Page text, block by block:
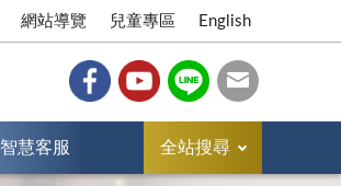
網站導覽 兒童專區 English
智慧客服 全站搜尋